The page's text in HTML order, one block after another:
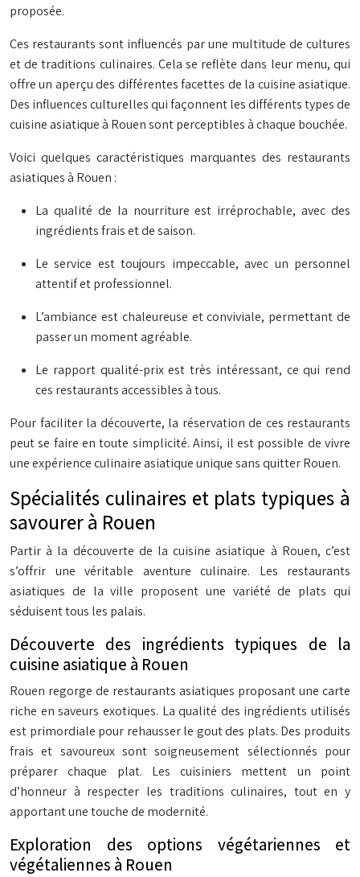
proposée.
Ces restaurants sont influencés par une multitude de cultures
et de traditions culinaires. Cela se reflète dans leur menu, qui
offre un aperçu des différentes facettes de la cuisine asiatique.
Des influences culturelles qui façonnent les différents types de
cuisine asiatique à Rouen sont perceptibles à chaque bouchée.
Voici quelques caractéristiques marquantes des restaurants
asiatiques à Rouen :
La qualité de la nourriture est irréprochable, avec des
ingrédients frais et de saison.
Le service est toujours impeccable, avec un personnel
attentif et professionnel.
L’ambiance est chaleureuse et conviviale, permettant de
passer un moment agréable.
Le rapport qualité-prix est très intéressant, ce qui rend
ces restaurants accessibles à tous.
Pour faciliter la découverte, la réservation de ces restaurants
peut se faire en toute simplicité. Ainsi, il est possible de vivre
une expérience culinaire asiatique unique sans quitter Rouen.
Spécialités culinaires et plats typiques à
savourer à Rouen
Partir à la découverte de la cuisine asiatique à Rouen, c’est
s’offrir une véritable aventure culinaire. Les restaurants
asiatiques de la ville proposent une variété de plats qui
séduisent tous les palais.
Découverte des ingrédients typiques de la
cuisine asiatique à Rouen
Rouen regorge de restaurants asiatiques proposant une carte
riche en saveurs exotiques. La qualité des ingrédients utilisés
est primordiale pour rehausser le gout des plats. Des produits
frais et savoureux sont soigneusement sélectionnés pour
préparer chaque plat. Les cuisiniers mettent un point
d’honneur à respecter les traditions culinaires, tout en y
apportant une touche de modernité.
Exploration des options végétariennes et
végétaliennes à Rouen